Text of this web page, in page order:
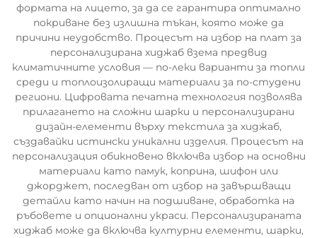
формата на лицето, за да се гарантира оптимално
покриване без излишна тъкан, която може да
причини неудобство. Процесът на избор на плат за
персонализирана хиджаб взема предвид
климатичните условия — по-леки варианти за топли
среди и топлоизолиращи материали за по-студени
региони. Цифровата печатна технология позволява
прилагането на сложни шарки и персонализирани
дизайн-елементи върху текстила за хиджаб,
създавайки истински уникални изделия. Процесът на
персонализация обикновено включва избор на основни
материали като памук, коприна, шифон или
джорджет, последван от избор на завършващи
детайли като начин на подшиване, обработка на
ръбовете и опционални украси. Персонализираната
хиджаб може да включва културни елементи, шарки,